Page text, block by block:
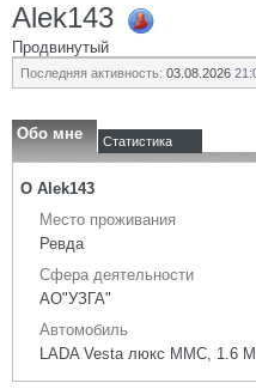
Alek143
Продвинутый
Последняя активность: 03.08.2026
Обо мне Статистика
О Alek143
Место проживания
Ревда
Сфера деятельности
АО"УЗГА"
Автомобиль
LADA Vesta люкс ММС, 1.6